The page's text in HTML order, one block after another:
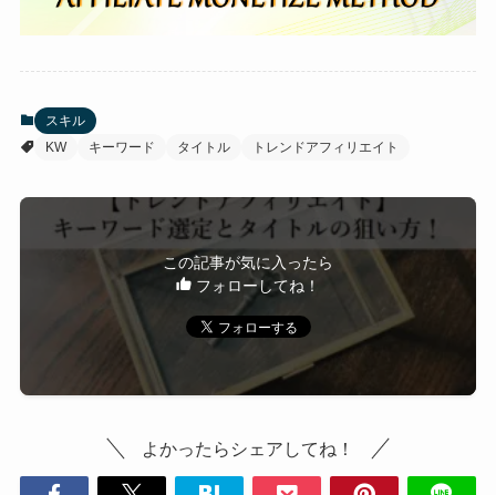
スキル
KW
キーワード タイトル トレンドアフィリエイト
この記事が気に入ったら
フォローしてね！
よかったらシェアしてね！